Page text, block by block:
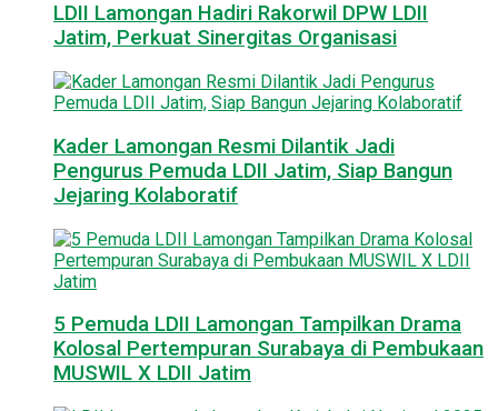
LDII Lamongan Hadiri Rakorwil DPW LDII
Jatim, Perkuat Sinergitas Organisasi
Kader Lamongan Resmi Dilantik Jadi
Pengurus Pemuda LDII Jatim, Siap Bangun
Jejaring Kolaboratif
5 Pemuda LDII Lamongan Tampilkan Drama
Kolosal Pertempuran Surabaya di Pembukaan
MUSWIL X LDII Jatim